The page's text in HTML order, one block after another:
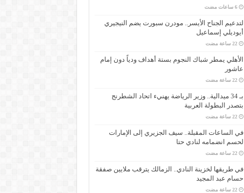
‏6 ساعات مضت
لتدعيم الجناح الأيسر.. مودرن سبورت يضم النيجيري
أيوديلي إسماعيل
‏22 ساعة مضت
الأهلي يمطر شباك النجوم بستة أهداف ودياً دون إمام
عاشور
‏22 ساعة مضت
بـ 34 ميدالية.. وزير الرياضة يهنيء اتحاد الشطرنج
بتصدر البطولة العربية
‏22 ساعة مضت
في الساعات المقبلة.. سيف الجزيري إلى الإمارات
لحسم انضمامه لنادي حتا
‏22 ساعة مضت
في طريقها لخزينة النادي.. الزمالك يترقب ملايين صفقة
حسام عبد المجيد
‏22 ساعة مضت